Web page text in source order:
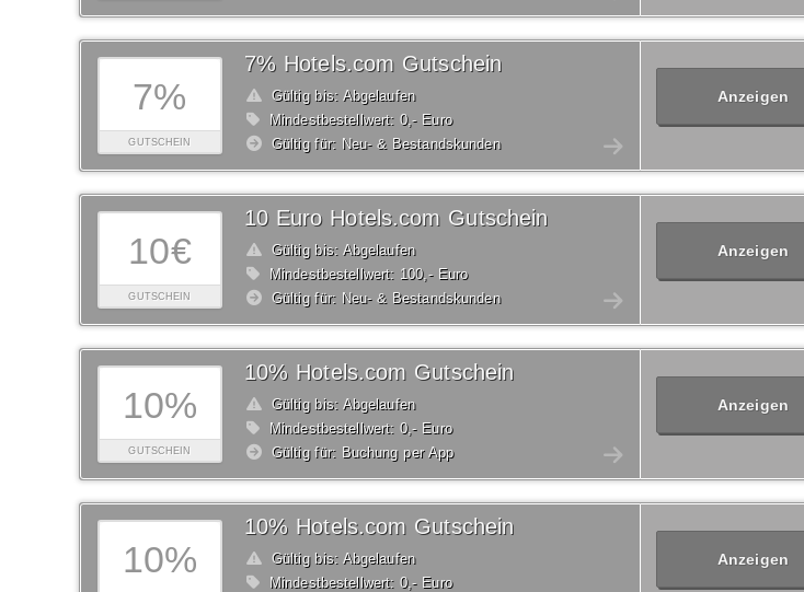
7%
GUTSCHEIN
7% Hotels.com Gutschein
Gültig bis: Abgelaufen
Mindestbestellwert: 0,- Euro
Gültig für: Neu- & Bestandskunden
Anzeigen
10€
GUTSCHEIN
10 Euro Hotels.com Gutschein
Gültig bis: Abgelaufen
Mindestbestellwert: 100,- Euro
Gültig für: Neu- & Bestandskunden
Anzeigen
10%
GUTSCHEIN
10% Hotels.com Gutschein
Gültig bis: Abgelaufen
Mindestbestellwert: 0,- Euro
Gültig für: Buchung per App
Anzeigen
10%
10% Hotels.com Gutschein
Gültig bis: Abgelaufen
Mindestbestellwert: 0,- Euro
Anzeigen